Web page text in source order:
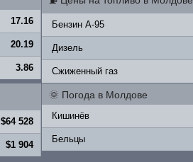
17.16
20.19
3.86
Бензин A-95
Дизель
Сжиженный газ
$64 528
$1 904
🌞 Погода в Молдове
Кишинёв
Бельцы